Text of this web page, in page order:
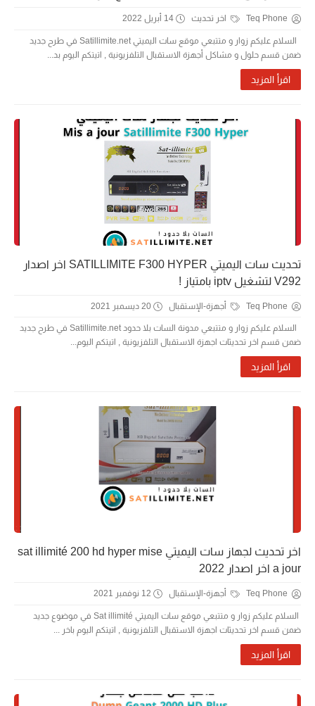
Teq Phone اخر تحديث 14 أبريل 2022
السلام عليكم زوار و متتبعي موقع سات اليميتي Satillimite.net في طرح جديد
ضمن قسم حلول و مشاكل أجهزة الاستقبال التلفزيونية , اتيتكم اليوم بد...
اقرأ المزيد
تحديث سات اليميتي SATILLIMITE F300 HYPER اخر اصدار
V292 لتشغيل iptv بامتياز !
Teq Phone أجهزة-الإستقبال 20 ديسمبر 2021
السلام عليكم زوار و متتبعي مدونة السات بلا حدود Satillimite.net في طرح جديد
ضمن قسم اخر تحديثات اجهزة الاستقبال التلفزيونية , اتيتكم اليوم...
اقرأ المزيد
اخر تحديث لجهاز سات اليميتي sat illimité 200 hd hyper mise
a jour اخر اصدار 2022
Teq Phone أجهزة-الإستقبال 12 نوفمبر 2021
السلام عليكم زوار و متتبعي موقع سات اليميتي Sat illimité في موضوع جديد
ضمن قسم اخر تحديثات اجهزة الاستقبال التلفزيونية , اتيتكم اليوم باخر ...
اقرأ المزيد